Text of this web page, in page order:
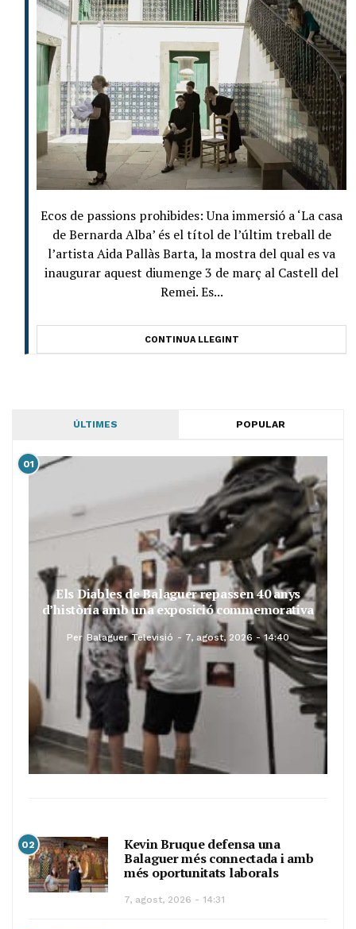
Ecos de passions prohibides: Una immersió a ‘La casa
de Bernarda Alba’ és el títol de l’últim treball de
l’artista Aida Pallàs Barta, la mostra del qual es va
inaugurar aquest diumenge 3 de març al Castell del
Remei. Es...
CONTINUA LLEGINT
ÚLTIMES POPULAR
01
Els Diables de Balaguer repassen 40 anys
d’història amb una exposició commemorativa
Per Balaguer Televisió 7, agost, 2026 - 14:40
02
Kevin Bruque defensa una
Balaguer més connectada i amb
més oportunitats laborals
7, agost, 2026 - 14:31